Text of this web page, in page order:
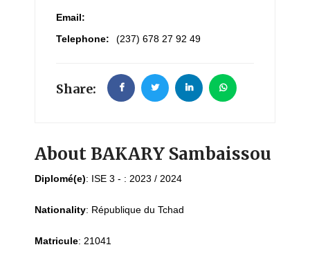
Email:
Telephone:
(237) 678 27 92 49
Share:
About BAKARY Sambaissou
Diplomé(e): ISE 3 - : 2023 / 2024
Nationality: République du Tchad
Matricule: 21041